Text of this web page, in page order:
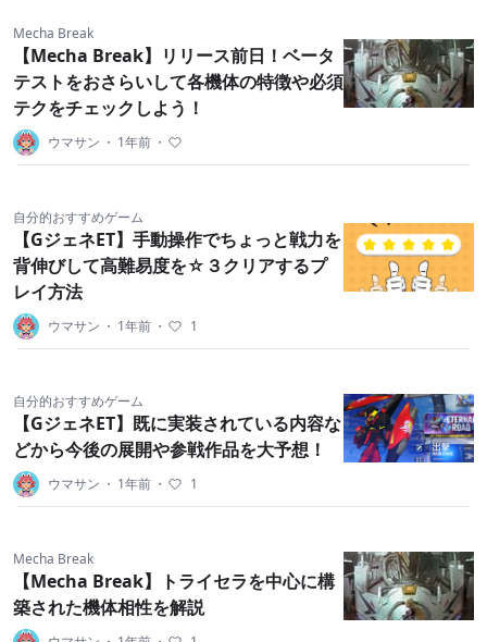
Mecha Break
【Mecha Break】リリース前日！ベータ
テストをおさらいして各機体の特徴や必須
テクをチェックしよう！
ウマサン ・ 1年前 ・
自分的おすすめゲーム
【GジェネET】手動操作でちょっと戦力を
背伸びして高難易度を☆３クリアするプ
レイ方法
ウマサン ・ 1年前 ・ 1
自分的おすすめゲーム
【GジェネET】既に実装されている内容な
どから今後の展開や参戦作品を大予想！
ウマサン ・ 1年前 ・ 1
Mecha Break
【Mecha Break】トライセラを中心に構
築された機体相性を解説